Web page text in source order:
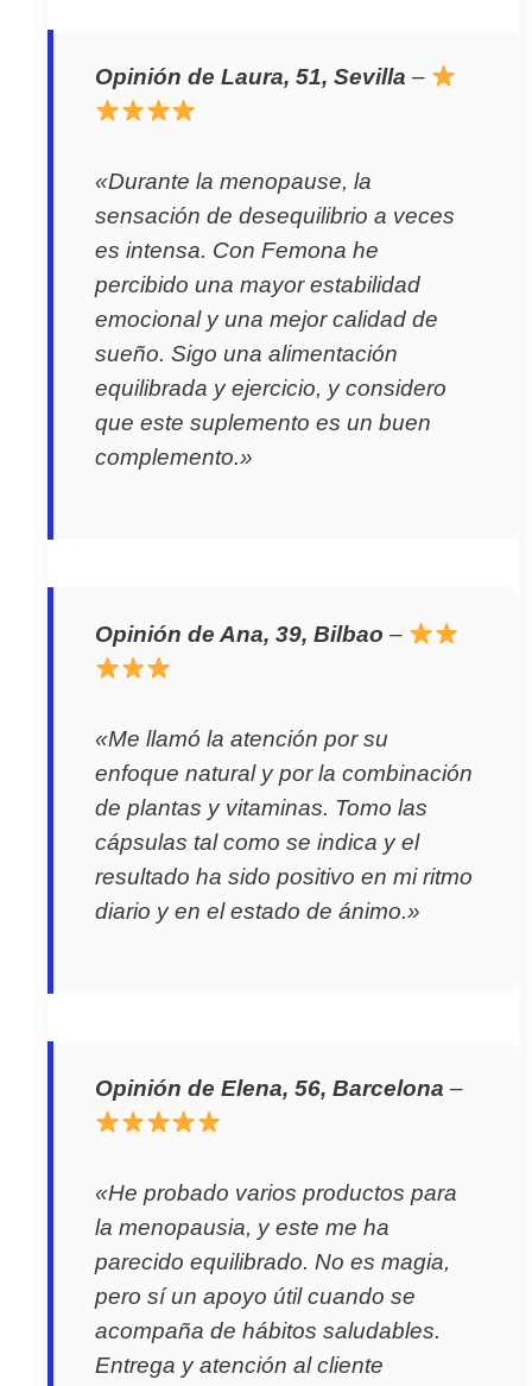
Opinión de Laura, 51, Sevilla –
«Durante la menopause, la
sensación de desequilibrio a veces
es intensa. Con Femona he
percibido una mayor estabilidad
emocional y una mejor calidad de
sueño. Sigo una alimentación
equilibrada y ejercicio, y considero
que este suplemento es un buen
complemento.»
Opinión de Ana, 39, Bilbao –
«Me llamó la atención por su
enfoque natural y por la combinación
de plantas y vitaminas. Tomo las
cápsulas tal como se indica y el
resultado ha sido positivo en mi ritmo
diario y en el estado de ánimo.»
Opinión de Elena, 56, Barcelona –
«He probado varios productos para
la menopausia, y este me ha
parecido equilibrado. No es magia,
pero sí un apoyo útil cuando se
acompaña de hábitos saludables.
Entrega y atención al cliente